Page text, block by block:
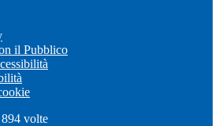
il Pubblico
894 volte